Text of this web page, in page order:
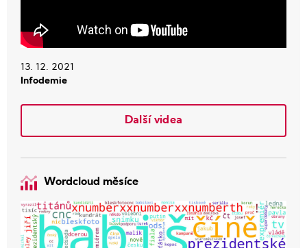
13. 12. 2021
Infodemie
Další videa
Wordcloud měsíce